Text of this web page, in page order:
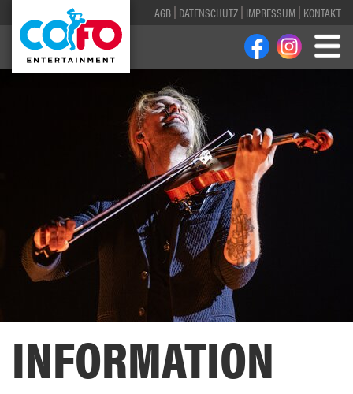
AGB DATENSCHUTZ IMPRESSUM KONTAKT
INFORMATION